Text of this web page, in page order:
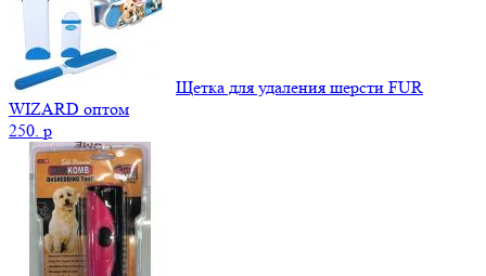
Щетка для удаления шерсти FUR
WIZARD оптом
250. p